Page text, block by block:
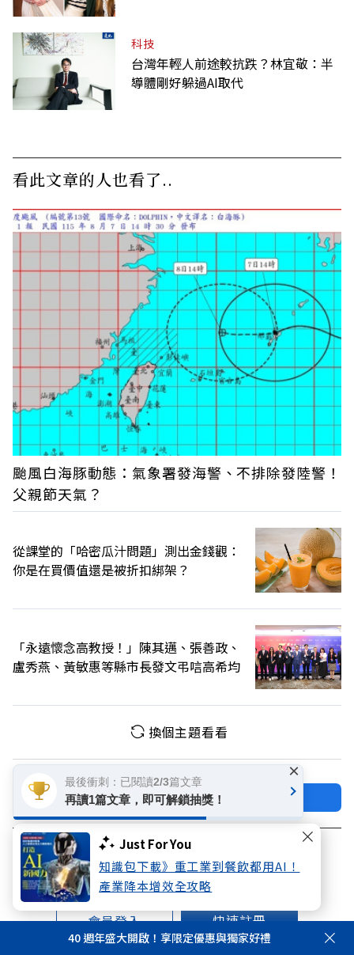
Just For You
知識包下載》重工業到餐飲都用AI！
產業降本增效全攻略
科技
台灣年輕人前途較抗跌？林宜敬：半
導體剛好躲過AI取代
看此文章的人也看了..
颱風白海豚動態：氣象署發海警、不排除發陸警！
父親節天氣？
從課堂的「哈密瓜汁問題」測出金錢觀：
你是在買價值還是被折扣綁架？
「永遠懷念高教授！」陳其邁、張善政、
盧秀燕、黃敏惠等縣市長發文弔唁高希均
換個主題看看
加好友
登入網站會員
享受更多個人化的會員服務
會員登入 快速註冊
40 週年盛大開啟！享限定優惠與獨家好禮
最後衝刺：已閱讀2/3篇文章
再讀1篇文章，即可解鎖抽獎！
×